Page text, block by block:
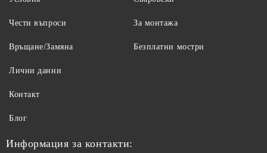
Чести въпроси
Връщане/Замяна
За монтажа
Безплатни мостри
Лични данни
Контакт
Блог
Информация за контакти: